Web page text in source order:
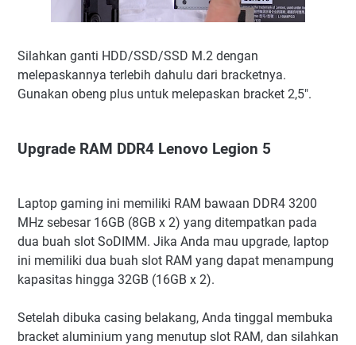
Silahkan ganti HDD/SSD/SSD M.2 dengan
melepaskannya terlebih dahulu dari bracketnya.
Gunakan obeng plus untuk melepaskan bracket 2,5".
Upgrade RAM DDR4 Lenovo Legion 5
Laptop gaming ini memiliki RAM bawaan DDR4 3200
MHz sebesar 16GB (8GB x 2) yang ditempatkan pada
dua buah slot SoDIMM. Jika Anda mau upgrade, laptop
ini memiliki dua buah slot RAM yang dapat menampung
kapasitas hingga 32GB (16GB x 2).
Setelah dibuka casing belakang, Anda tinggal membuka
bracket aluminium yang menutup slot RAM, dan silahkan